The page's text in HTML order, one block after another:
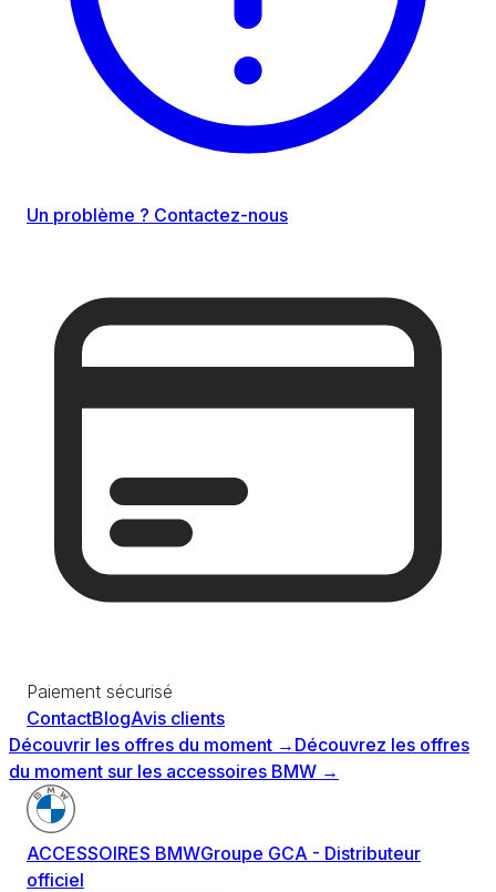
Un problème ? Contactez-nous
Paiement sécurisé
ContactBlogAvis clients
Découvrir les offres du moment → Découvrez les offres
du moment sur les accessoires BMW →
ACCESSOIRES BMWGroupe GCA - Distributeur
officiel